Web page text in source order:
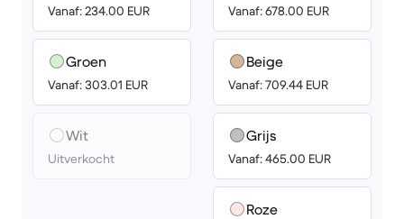
Vanaf: 234.00 EUR
Groen
Vanaf: 303.01 EUR
Wit
Uitverkocht
Vanaf: 678.00 EUR
Beige
Vanaf: 709.44 EUR
Grijs
Vanaf: 465.00 EUR
Roze